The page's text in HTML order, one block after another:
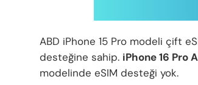
ABD iPhone 15 Pro modeli çift
desteğine sahip. iPhone 16 Pro
modelinde eSIM desteği yok.